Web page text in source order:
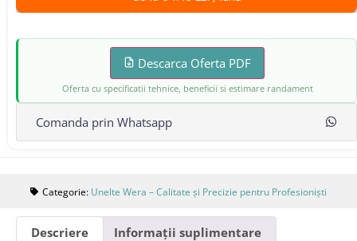
Descarca Oferta PDF
Oferta cu specificatii tehnice, beneficii si estimare randament
Comanda prin Whatsapp
Categorie: Unelte Wera – Calitate și Precizie pentru Profesioniști
Descriere Informații suplimentare